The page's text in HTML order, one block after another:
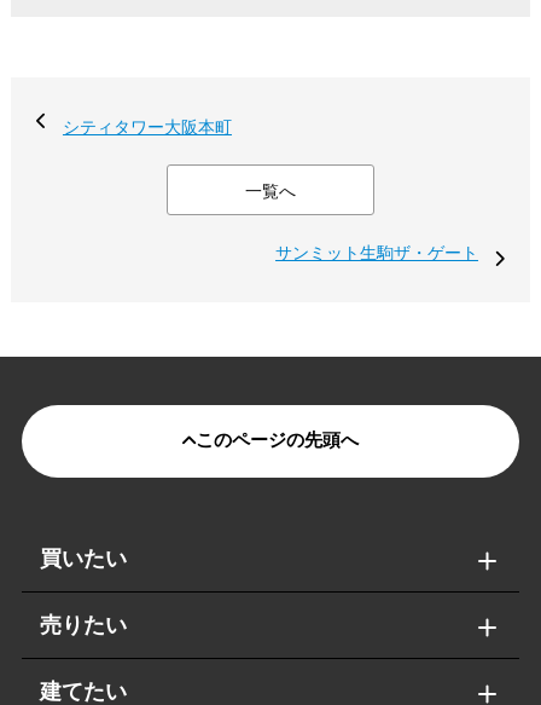
シティタワー大阪本町
一覧へ
サンミット生駒ザ・ゲート
このページの先頭へ
買いたい
売りたい
建てたい